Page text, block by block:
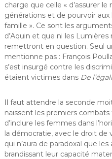
charge que celle « d’assurer
générations et de pourvoir
famille ». Ce sont les
d’Aquin et que ni les
remettront en question. Seul
mentionne pas : François
s’est insurgé contre les
étaient victimes dans De
Il faut attendre la seconde
naissent les premiers
d’inclure les femmes dans
la démocratie, avec le droit
qui n’aura de paradoxal que
brandissant leur capacité